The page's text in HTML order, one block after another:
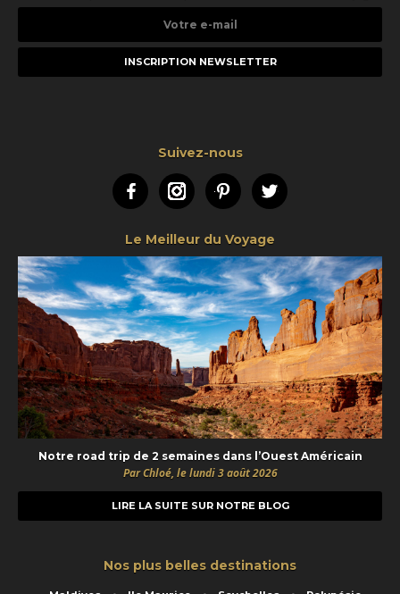
e-
Suivez-nous
FacebookInstagramPinterestTwitter
Le Meilleur du Voyage
Notre road trip de 2 semaines dans l’Ouest Américain
Par Chloé, le lundi 3 août 2026
LIRE LA SUITE SUR NOTRE BLOG
Nos plus belles destinations